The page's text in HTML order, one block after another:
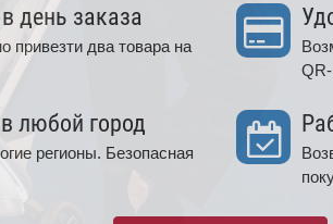
день заказа
привезти два товара на
QR-
любой город
регионы. Безопасная